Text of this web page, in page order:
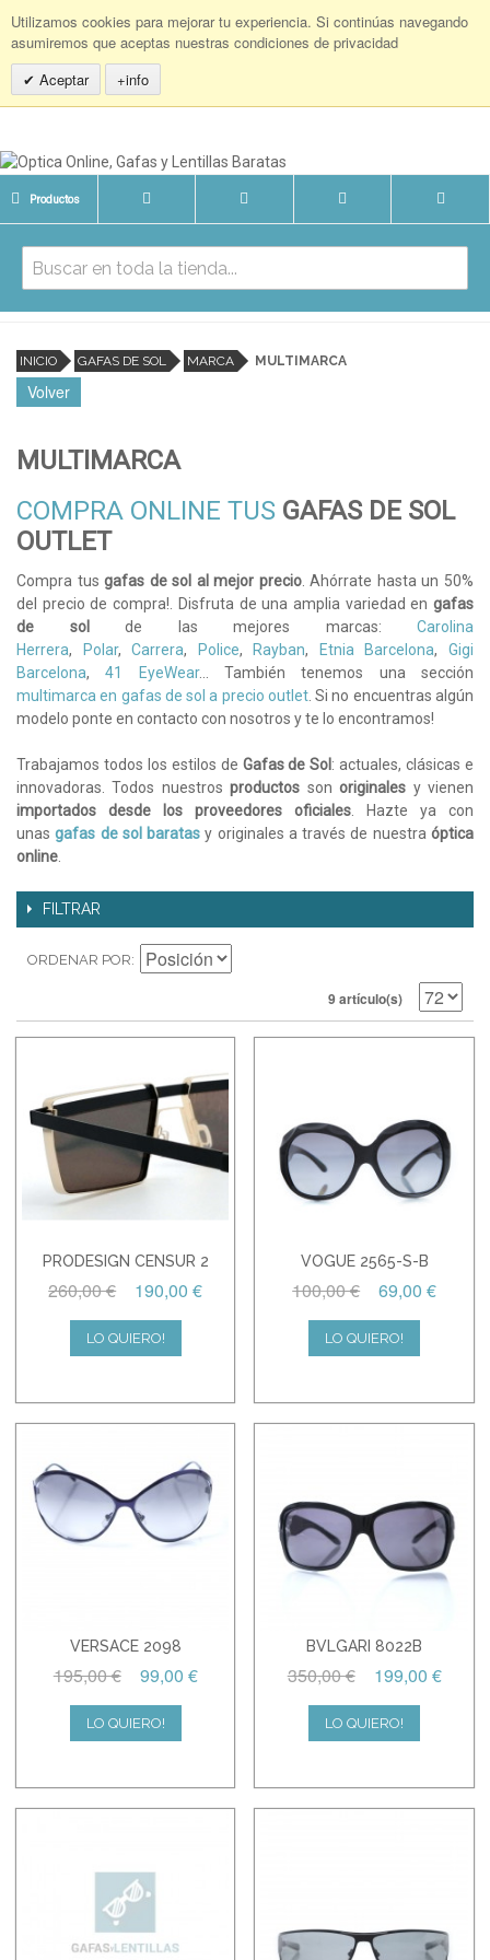
Utilizamos cookies para mejorar tu experiencia. Si continúas navegando
asumiremos que aceptas nuestras condiciones de privacidad
Aceptar
+info
Productos
INICIO GAFAS DE SOL MARCA MULTIMARCA
Volver
MULTIMARCA
COMPRA ONLINE TUS GAFAS DE SOL
OUTLET
Compra tusgafas de sol al mejor precio. Ahórrate hasta un 50%
del precio de compra!. Disfruta de una amplia variedad en gafas
de sol
de las mejores marcas: Carolina
Herrera, Polar,Carrera, Police, Rayban, Etnia Barcelona,Gigi
Barcelona,41 EyeWear... También tenemos una sección
multimarca en gafas de sol a precio outlet. Si no encuentras algún
modelo ponte en contacto con nosotros y te lo encontramos!
Trabajamos todos los estilos de Gafas de Sol : actuales, clásicas e
innovadoras. Todos nuestrosproductos son originales y vienen
importados desde los proveedores oficiales . Hazte ya con
unasgafas de sol baratas y originales a través de nuestraóptica
online
FILTRAR
ORDENAR POR
9 artículo(s)
PRODESIGN CENSUR 2
260,00 € 190,00 €
LO QUIERO!
VOGUE 2565-S-B
100,00 € 69,00 €
LO QUIERO!
VERSACE 2098
195,00 € 99,00 €
LO QUIERO!
BVLGARI 8022B
350,00 € 199,00 €
LO QUIERO!